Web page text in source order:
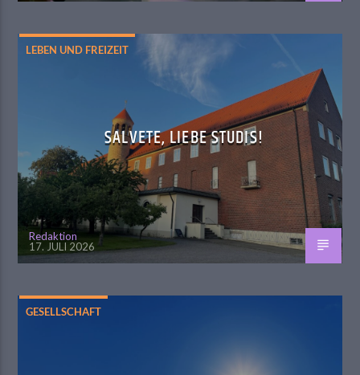
LEBEN UND FREIZEIT
SALVETE, LIEBE STUDIS!
Redaktion
17. JULI 2026
GESELLSCHAFT